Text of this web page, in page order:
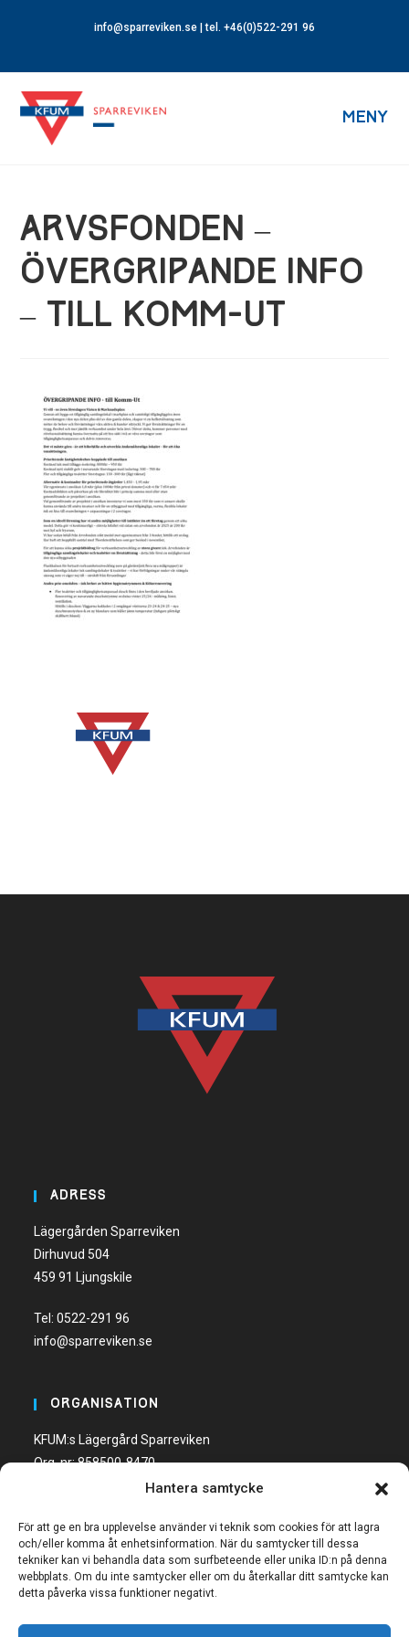
Hantera samtycke
För att ge en bra upplevelse använder vi teknik som cookies för att lagra
och/eller komma åt enhetsinformation. När du samtycker till dessa
tekniker kan vi behandla data som surfbeteende eller unika ID:n på denna
webbplats. Om du inte samtycker eller om du återkallar ditt samtycke kan
detta påverka vissa funktioner negativt.
info@sparreviken.se | tel. +46(0)522-291 96
MENY
ARVSFONDEN –
ÖVERGRIPANDE INFO
– TILL KOMM-UT
ADRESS
Lägergården Sparreviken
Dirhuvud 504
459 91 Ljungskile
Tel:0522-291 96
info@sparreviken.se
ORGANISATION
KFUM:s Lägergård Sparreviken
Org. nr: 858500-8470